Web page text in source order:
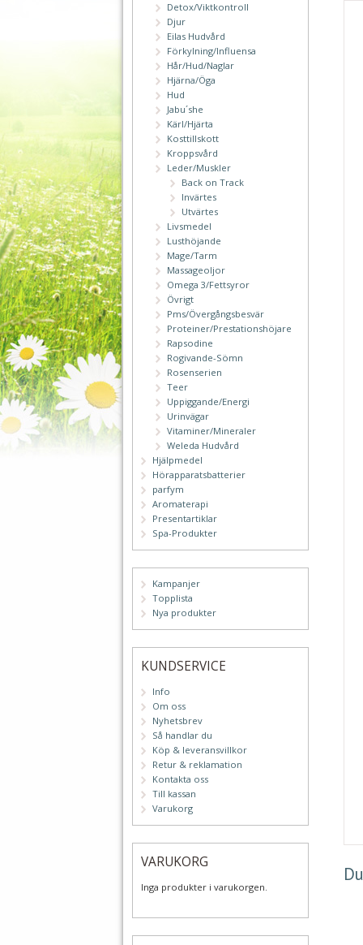
Detox/Viktkontroll
Djur
Eilas Hudvård
Förkylning/Influensa
Hår/Hud/Naglar
Hjärna/Öga
Hud
Jabu´she
Kärl/Hjärta
Kosttillskott
Kroppsvård
Leder/Muskler
Back on Track
Invärtes
Utvärtes
Livsmedel
Lusthöjande
Mage/Tarm
Massageoljor
Omega 3/Fettsyror
Övrigt
Pms/Övergångsbesvär
Proteiner/Prestationshöjare
Rapsodine
Rogivande-Sömn
Rosenserien
Teer
Uppiggande/Energi
Urinvägar
Vitaminer/Mineraler
Weleda Hudvård
Hjälpmedel
Hörapparatsbatterier
parfym
Aromaterapi
Presentartiklar
Spa-Produkter
Kampanjer
Topplista
Nya produkter
KUNDSERVICE
Info
Om oss
Nyhetsbrev
Så handlar du
Köp & leveransvillkor
Retur & reklamation
Kontakta oss
Till kassan
Varukorg
VARUKORG
Inga produkter i varukorgen.